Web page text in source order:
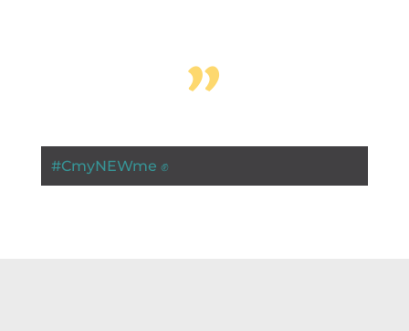
”
#CmyNEWme ✊